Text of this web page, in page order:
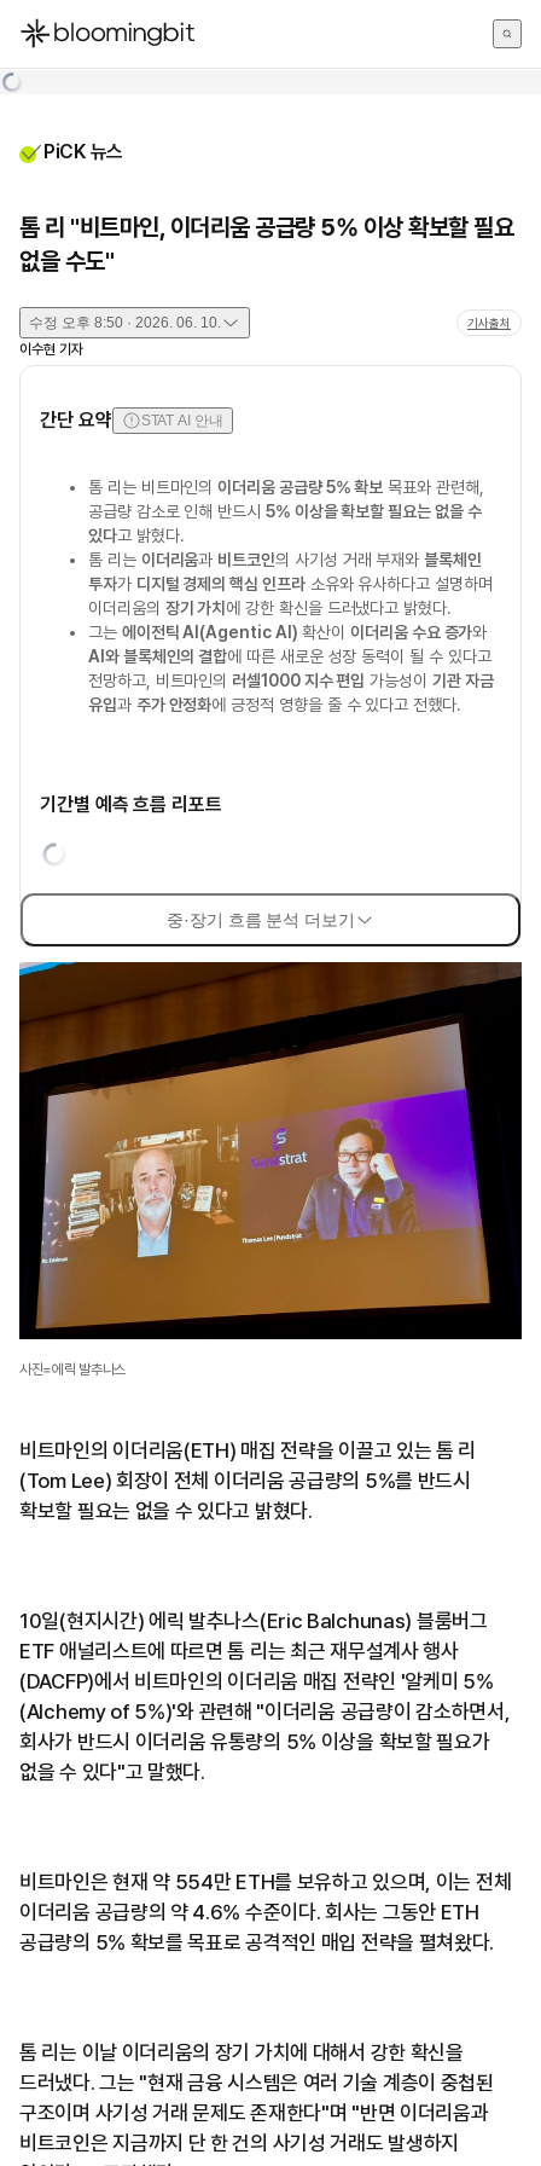
한국어
PiCK 뉴스
톰 리 "비트마인, 이더리움 공급량 5% 이상 확보할 필요
없을 수도"
수정 오후 8:50 · 2026. 06. 10. 기사출처
이수현 기자
간단 요약 STAT AI 안내
톰 리는 비트마인의이더리움 공급량 5% 확보 목표와 관련해,
공급량 감소로 인해 반드시 5% 이상을 확보할 필요는 없을 수
있다고 밝혔다.
톰 리는 이더리움과 비트코인의 사기성 거래 부재와블록체인
투자가 디지털 경제의 핵심 인프라소유와 유사하다고 설명하며
이더리움의 장기 가치 에 강한 확신을 드러냈다고 밝혔다.
그는 에이전틱 AI(Agentic AI) 확산이이더리움 수요 증가와
AI와 블록체인의 결합에 따른 새로운 성장 동력이 될 수 있다고
전망하고, 비트마인의 러셀1000 지수 편입 가능성이 기관 자금
유입과 주가 안정화에 긍정적 영향을 줄 수 있다고 전했다.
기간별 예측 흐름 리포트
중·장기 흐름 분석 더보기
사진=에릭 발추나스
비트마인의 이더리움(ETH) 매집 전략을 이끌고 있는 톰 리
(Tom Lee) 회장이 전체 이더리움 공급량의 5%를 반드시
확보할 필요는 없을 수 있다고 밝혔다.
10일(현지시간) 에릭 발추나스(Eric Balchunas) 블룸버그
ETF 애널리스트에 따르면 톰 리는 최근 재무설계사 행사
(DACFP)에서 비트마인의 이더리움 매집 전략인 '알케미 5%
(Alchemy of 5%)'와 관련해 "이더리움 공급량이 감소하면서,
회사가 반드시 이더리움 유통량의 5% 이상을 확보할 필요가
없을 수 있다"고 말했다.
비트마인은 현재 약 554만 ETH를 보유하고 있으며, 이는 전체
이더리움 공급량의 약 4.6% 수준이다. 회사는 그동안 ETH
공급량의 5% 확보를 목표로 공격적인 매입 전략을 펼쳐왔다.
톰 리는 이날 이더리움의 장기 가치에 대해서 강한 확신을
드러냈다. 그는 "현재 금융 시스템은 여러 기술 계층이 중첩된
구조이며 사기성 거래 문제도 존재한다"며 "반면 이더리움과
비트코인은 지금까지 단 한 건의 사기성 거래도 발생하지